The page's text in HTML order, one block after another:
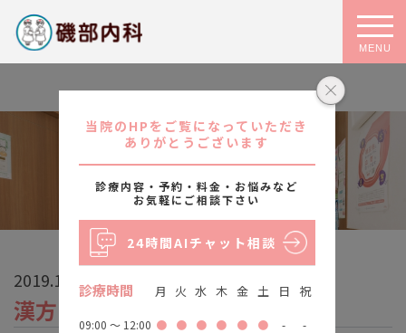
当院のHPをご覧になっていただき
ありがとうございます
診療内容・予約・料金・お悩みなど
お気軽にご相談下さい
24時間AIチャット相談
診療時間 月 火 水 木 金 土 日 祝
09:00 ～ 12:00 ● ● ● ● ● ● -
-
MENU
アーカイブ
2019.12.24更新
漢方内科について